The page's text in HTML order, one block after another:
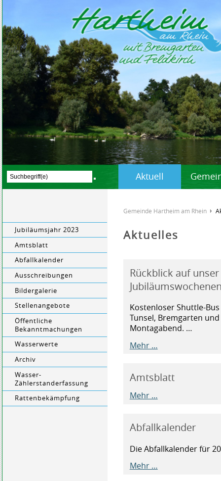
Aktuell
Jubiläumsjahr 2023
Amtsblatt
Abfallkalender
Ausschreibungen
Bildergalerie
Stellenangebote
Öffentliche
Bekanntmachungen
Wasserwerte
Archiv
Wasser-
Zählerstanderfassung
Rattenbekämpfung
Gemeinde Hartheim am Rhein
Aktuelles
Rückblick auf
Kostenloser Shuttle-
Tunsel, Bremgarten
Montagabend. …
Mehr …
Amtsblatt
Mehr …
Abfallkalender
Die Abfallkalender für
Mehr …